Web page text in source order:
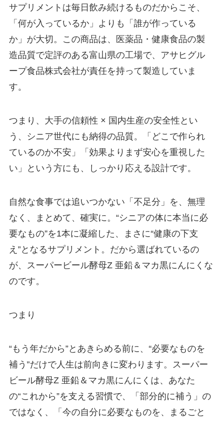
サプリメントは毎日飲み続けるものだからこそ、
「何が入っているか」よりも「誰が作っている
か」が大切。この商品は、医薬品・健康食品の製
造品質で定評のある富山県の工場で、アサヒグル
ープ食品株式会社が責任を持って製造していま
す。
つまり、大手の信頼性 × 国内生産の安全性とい
う、シニア世代にも納得の品質。「どこで作られ
ているのか不安」「効果よりまず安心を重視した
い」という方にも、しっかり応える設計です。
自然な食事では追いつかない「不足分」を、無理
なく、まとめて、確実に。“シニアの体に本当に必
要なもの”を1本に凝縮した、まさに“健康の下支
え”となるサプリメント。だから選ばれているの
が、スーパービール酵母Z 亜鉛＆マカ黒にんにくな
のです。
つまり
“もう年だから”とあきらめる前に、“必要なものを
補う”だけで人生は前向きに変わります。スーパー
ビール酵母Z 亜鉛＆マカ黒にんにくは、あなた
の“これから”を支える習慣で、「部分的に補う」の
ではなく、「今の自分に必要なものを、まるごと